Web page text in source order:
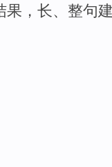
果，长、整句